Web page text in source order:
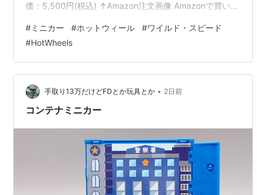
価：5,500円(税込) ↑Amazon注文画像 Amazonで買いま
【車種】日産 スカイライン GT-R ［BNR32］（限
定）’68 ダッジ チャージャー（限定）’95 三菱エクリプ
ス’87 ビュイック リーガル GNX’70 フォード エスコート
RS1600アイスチャージャー’2…
#ミニカー #ホットウィール #ワイルド・スピード
#HotWheels
手取り13万だけどFDとか玩具とか • 2日前
コンテナミニカー